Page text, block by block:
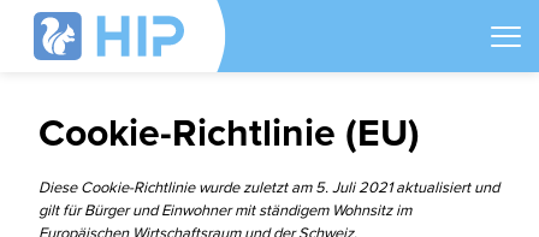
Cookie-Richtlinie (EU)
Diese Cookie-Richtlinie wurde zuletzt am 5. Juli 2021 aktualisiert und
gilt für Bürger und Einwohner mit ständigem Wohnsitz im